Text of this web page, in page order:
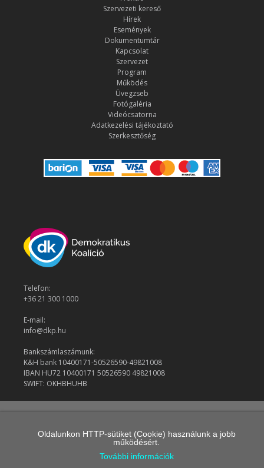
Szervezeti kereső
Hírek
Események
Dokumentumtár
Kapcsolat
Szervezet
Program
Működés
Üvegzseb
Fotógaléria
Videócsatorna
Adatkezelési tájékoztató
Szerkesztőség
Telefon:
+36 21 300 1000
E-mail:
info@dkp.hu
Bankszámlaszámunk:
K&H bank 10400171-50526590-49821008
IBAN HU72 10400171 50526590 49821008
SWIFT: OKHBHUHB
Oldalunkon HTTP-sütiket (Cookie) használunk a jobb
működésért.
További információk